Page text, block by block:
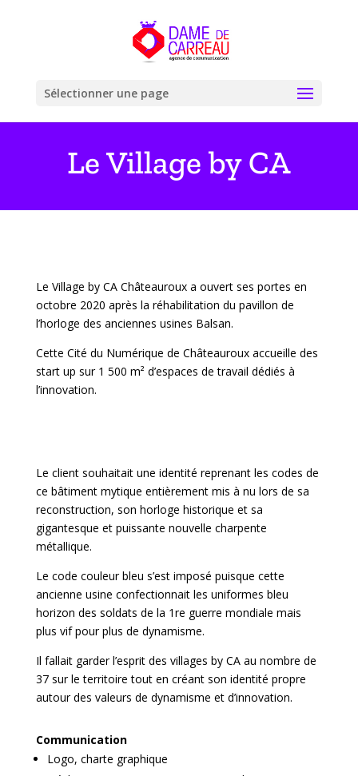
Sélectionner une page
Le Village by CA
Le Village by CA Châteauroux a ouvert ses portes en
octobre 2020 après la réhabilitation du pavillon de
l’horloge des anciennes usines Balsan.
Cette Cité du Numérique de Châteauroux accueille des
start up sur 1 500 m² d’espaces de travail dédiés à
l’innovation.
Le client souhaitait une identité reprenant les codes de
ce bâtiment mytique entièrement mis à nu lors de sa
reconstruction, son horloge historique et sa
gigantesque et puissante nouvelle charpente
métallique.
Le code couleur bleu s’est imposé puisque cette
ancienne usine confectionnait les uniformes bleu
horizon des soldats de la 1re guerre mondiale mais
plus vif pour plus de dynamisme.
Il fallait garder l’esprit des villages by CA au nombre de
37 sur le territoire tout en créant son identité propre
autour des valeurs de dynamisme et d’innovation.
Communication
Logo, charte graphique